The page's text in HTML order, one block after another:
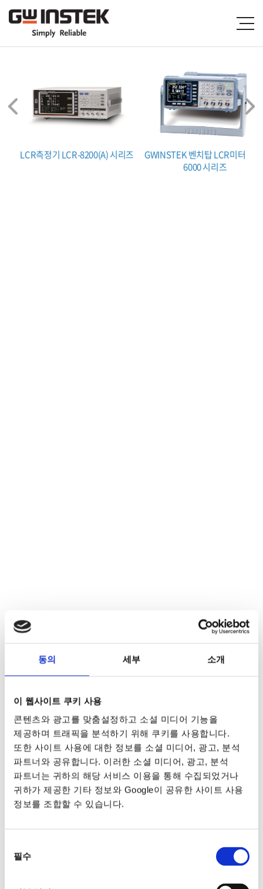
동의 세부 소개
이 웹사이트 쿠키 사용
콘텐츠와 광고를 맞춤설정하고 소셜 미디어 기능을
제공하며 트래픽을 분석하기 위해 쿠키를 사용합니다.
또한 사이트 사용에 대한 정보를 소셜 미디어, 광고, 분석
파트너와 공유합니다. 이러한 소셜 미디어, 광고, 분석
파트너는 귀하의 해당 서비스 이용을 통해 수집되었거나
귀하가 제공한 기타 정보와 Google이 공유한 사이트 사용
정보를 조합할 수 있습니다.
선택
필수
LCR측정기 LCR-8200(A) 시리즈
GWINSTEK 벤치탑 LCR미터
6000 시리즈